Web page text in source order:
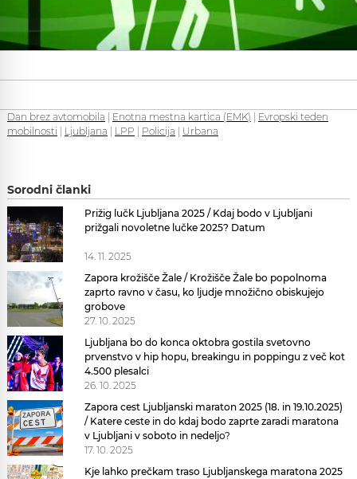
Dan brez avtomobila Enotna mestna kartica (EMK)
Evropski teden
mobilnosti
Ljubljana LPP Policija Urbana
Sorodni članki
Prižig lučk Ljubljana 2025 / Kdaj bodo v Ljubljani
prižgali novoletne lučke 2025? Datum
14. 11. 2025
Zapora krožišče Žale / Krožišče Žale bo popolnoma
zaprto ravno v času, ko ljudje množično obiskujejo
grobove
27. 10. 2025
Ljubljana bo do konca oktobra gostila svetovno
prvenstvo v hip hopu, breakingu in poppingu z več kot
4.500 plesalci
26. 10. 2025
Zapora cest Ljubljanski maraton 2025 (18. in 19.10.2025)
/ Katere ceste in do kdaj bodo zaprte zaradi maratona
v Ljubljani v soboto in nedeljo?
17. 10. 2025
Kje lahko prečkam traso Ljubljanskega maratona 2025